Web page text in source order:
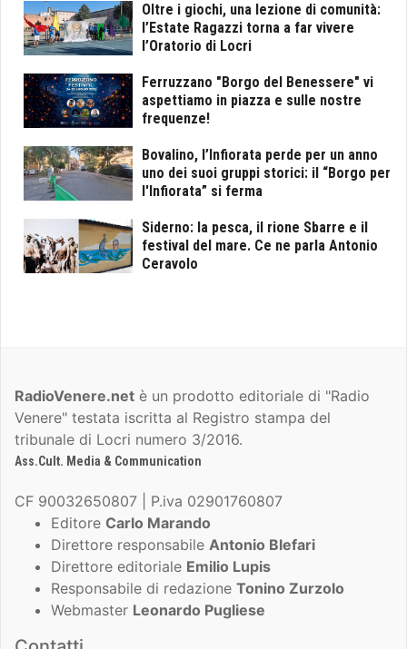
Oltre i giochi, una lezione di comunità:
l’Estate Ragazzi torna a far vivere
l’Oratorio di Locri
Ferruzzano "Borgo del Benessere" vi
aspettiamo in piazza e sulle nostre
frequenze!
Bovalino, l’Infiorata perde per un anno
uno dei suoi gruppi storici: il “Borgo per
l'Infiorata” si ferma
Siderno: la pesca, il rione Sbarre e il
festival del mare. Ce ne parla Antonio
Ceravolo
RadioVenere.net è un prodotto editoriale di "Radio
Venere" testata iscritta al Registro stampa del
tribunale di Locri numero 3/2016.
Ass.Cult. Media & Communication
CF 90032650807 | P.iva 02901760807
Editore Carlo Marando
Direttore responsabile Antonio Blefari
Direttore editoriale Emilio Lupis
Responsabile di redazione Tonino Zurzolo
Webmaster Leonardo Pugliese